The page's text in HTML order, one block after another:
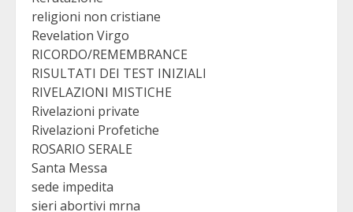
religioni non cristiane
Revelation Virgo
RICORDO/REMEMBRANCE
RISULTATI DEI TEST INIZIALI
RIVELAZIONI MISTICHE
Rivelazioni private
Rivelazioni Profetiche
ROSARIO SERALE
Santa Messa
sede impedita
sieri abortivi mrna